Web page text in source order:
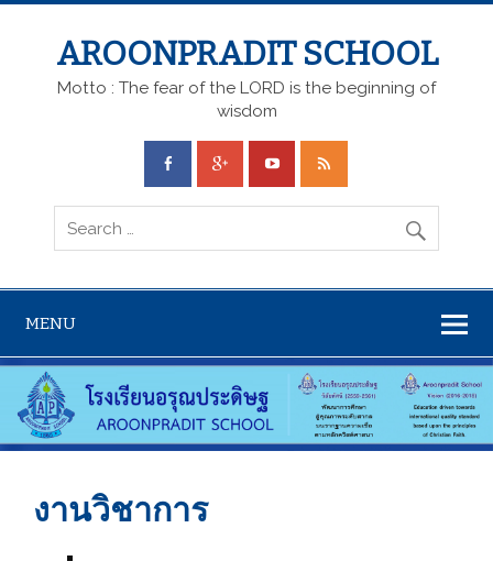
AROONPRADIT SCHOOL
Motto : The fear of the LORD is the beginning of
wisdom
MENU
งานวิชาการ